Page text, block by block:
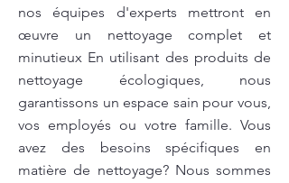
nos équipes d'experts mettront en
œuvre un nettoyage complet et
minutieux En utilisant des produits de
nettoyage écologiques, nous
garantissons un espace sain pour vous,
vos employés ou votre famille. Vous
avez des besoins spécifiques en
matière de nettoyage? Nous sommes